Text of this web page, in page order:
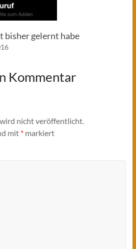
bisher gelernt habe
Kommentar
nicht veröffentlicht.
mit *markiert